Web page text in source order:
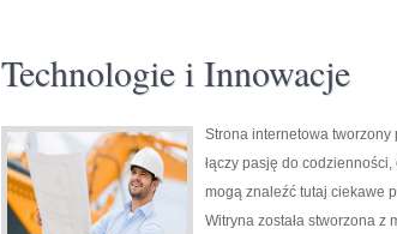
Technologie i Innowacje
Strona internetowa tworzony
łączy pasję do
mogą znaleźć tutaj ciekawe
Witryna została stworzona z